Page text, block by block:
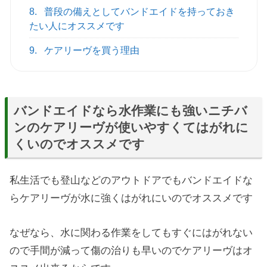
8.
普段の備えとしてバンドエイドを持っておき
たい人にオススメです
9. ケアリーヴを買う理由
バンドエイドなら水作業にも強いニチバ
ンのケアリーヴが使いやすくてはがれに
くいのでオススメです
私生活でも登山などのアウトドアでもバンドエイドな
らケアリーヴが水に強くはがれにいのでオススメです
なぜなら、水に関わる作業をしてもすぐにはがれない
ので手間が減って傷の治りも早いのでケアリーヴはオ